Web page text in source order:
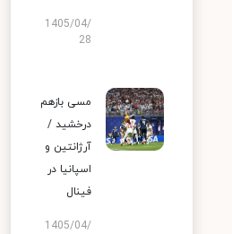
1405/04/
28
مسی بازهم
درخشید /
آرژانتین و
اسپانیا در
فینال
1405/04/